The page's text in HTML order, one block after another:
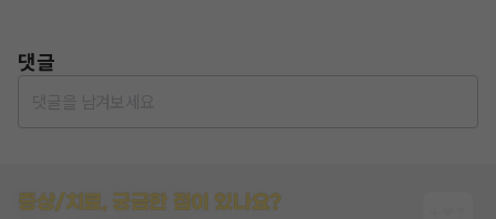
댓글
증상/치료, 궁금한 점이 있나요?